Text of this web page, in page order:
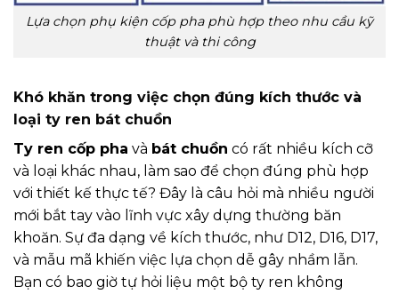
Lựa chọn phụ kiện cốp pha phù hợp theo nhu cầu kỹ
thuật và thi công
Khó khăn trong việc chọn đúng kích thước và
loại ty ren bát chuồn
Ty ren cốp pha và bát chuồn có rất nhiều kích cỡ
và loại khác nhau, làm sao để chọn đúng phù hợp
với thiết kế thực tế? Đây là câu hỏi mà nhiều người
mới bắt tay vào lĩnh vực xây dựng thường băn
khoăn. Sự đa dạng về kích thước, như D12, D16, D17,
và mẫu mã khiến việc lựa chọn dễ gây nhầm lẫn.
Bạn có bao giờ tự hỏi liệu một bộ ty ren không